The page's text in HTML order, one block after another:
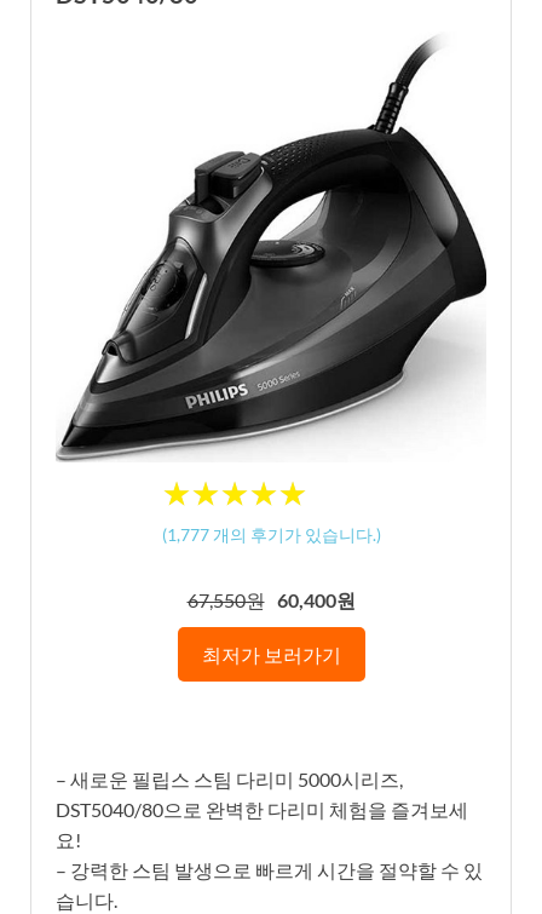
★★★★★
★★★★★
(1,777개의 후기가 있습니다.)
67,550원 60,400원
최저가 보러가기
– 새로운 필립스 스팀 다리미 5000시리즈,
DST5040/80으로 완벽한 다리미 체험을 즐겨보세
요!
– 강력한 스팀 발생으로 빠르게 시간을 절약할 수 있
습니다.